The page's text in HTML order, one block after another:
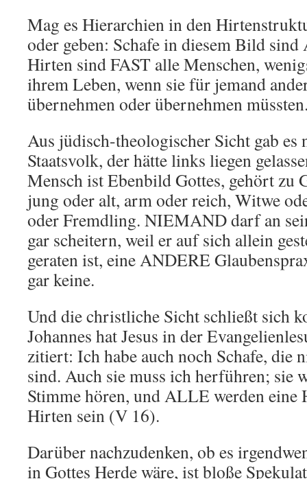
Mag es Hierarchien in den
oder geben: Schafe in diesem Bild
Hirten sind FAST alle Menschen,
ihrem Leben, wenn sie für jemand
übernehmen oder übernehmen
Aus jüdisch-theologischer Sicht gab es
Staatsvolk, der hätte links liegen
Mensch ist Ebenbild Gottes, gehört zu
jung oder alt, arm oder reich, Witwe
oder Fremdling. NIEMAND darf an
gar scheitern, weil er auf sich allein
geraten ist, eine ANDERE
gar keine.
Und die christliche Sicht schließt sich
Johannes hat Jesus in der
zitiert: Ich habe auch noch Schafe, die
sind. Auch sie muss ich herführen; sie
Stimme hören, und ALLE werden eine
Hirten sein (V 16).
Darüber nachzudenken, ob es
in Gottes Herde wäre, ist bloße